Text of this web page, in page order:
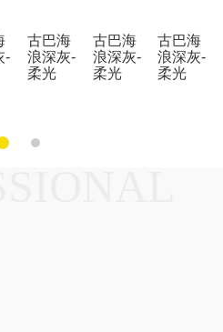
-
古巴海
浪深灰-
柔光
古巴海
浪深灰-
柔光
古巴海
浪深灰-
柔光